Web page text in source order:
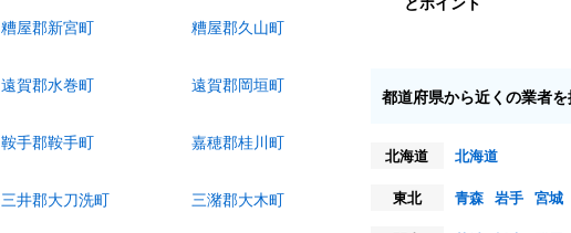
糟屋郡新宮町 糟屋郡久山町
遠賀郡水巻町 遠賀郡岡垣町
鞍手郡鞍手町 嘉穂郡桂川町
三井郡大刀洗町 三潴郡大木町
都道府県から近くの業者
北海道
北海道
東北
青森 岩手 宮城